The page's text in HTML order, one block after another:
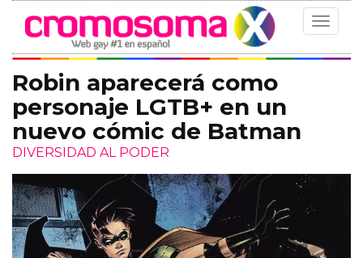
Toggle
Robin aparecerá como
personaje LGTB+ en un
nuevo cómic de Batman
DIVERSIDAD AL PODER